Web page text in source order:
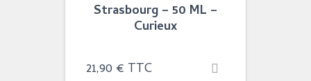
Strasbourg – 50 ML –
Curieux
21,90 € TTC